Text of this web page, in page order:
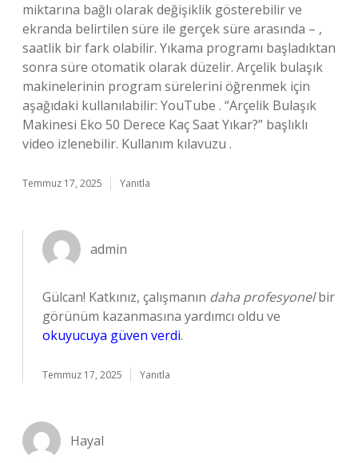
miktarına bağlı olarak değişiklik gösterebilir ve
ekranda belirtilen süre ile gerçek süre arasında – ,
saatlik bir fark olabilir. Yıkama programı başladıktan
sonra süre otomatik olarak düzelir. Arçelik bulaşık
makinelerinin program sürelerini öğrenmek için
aşağıdaki kullanılabilir: YouTube . “Arçelik Bulaşık
Makinesi Eko 50 Derece Kaç Saat Yıkar?” başlıklı
video izlenebilir. Kullanım kılavuzu .
Temmuz 17, 2025 Yanıtla
admin
Gülcan! Katkınız, çalışmanın daha profesyonelbir
görünüm kazanmasına yardımcı oldu ve
okuyucuya güven verdi.
Temmuz 17, 2025 Yanıtla
Hayal